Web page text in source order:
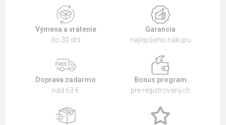
Výmena a vrátenie
do 30 dní
Garancia
najlepšieho nákupu
Doprava zadarmo
nad 63 €
Bonus program
pre registrovaných